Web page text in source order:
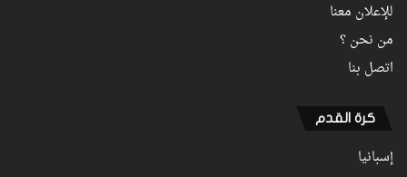
للإعلان معنا
من نحن ؟
اتصل بنا
كرة القدم
إسبانيا